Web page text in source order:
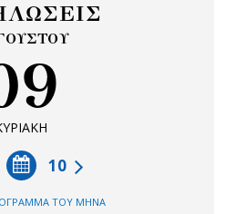
10
ΤΟΥ ΜΗΝΑ